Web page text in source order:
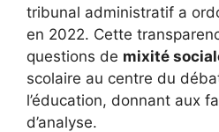
tribunal administratif a
en 2022. Cette
questions de mixité
scolaire au centre du
l’éducation, donnant aux
d’analyse.